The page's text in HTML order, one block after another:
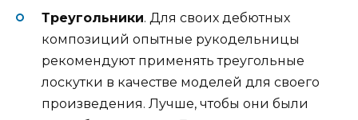
Треугольники. Для своих дебютных
композиций опытные рукодельницы
рекомендуют применять треугольные
лоскутки в качестве моделей для своего
произведения. Лучше, чтобы они были